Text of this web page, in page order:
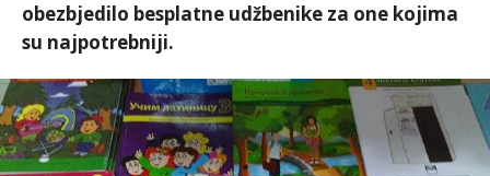
obezbjedilo besplatne udžbenike za one kojima
su najpotrebniji.